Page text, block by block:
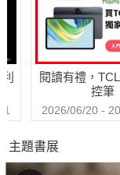
檯面上閃躲遮掩，
他沉迷ＡＶ女優，
怎麼做才是經營愛
時代在變化，婚外
成熟的你該與時俱
閱讀有禮，
控筆
2026/06/20 -
主題書展